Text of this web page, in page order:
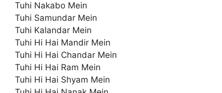
Tuhi Nakabo Mein
Tuhi Samundar Mein
Tuhi Kalandar Mein
Tuhi Hi Hai Mandir Mein
Tuhi Hi Hai Chandar Mein
Tuhi Hi Hai Ram Mein
Tuhi Hi Hai Shyam Mein